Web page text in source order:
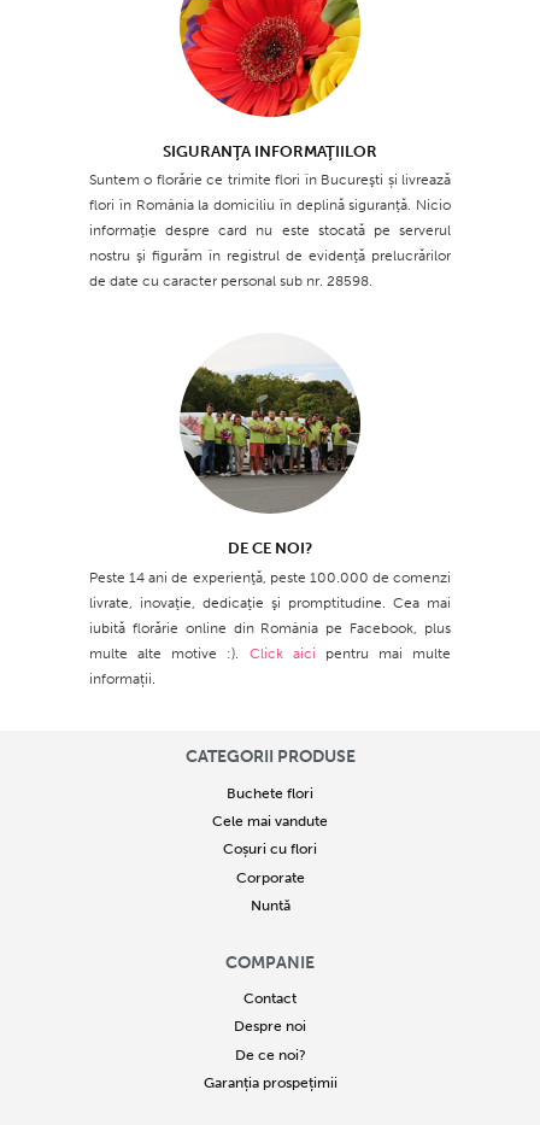
SIGURANŢA INFORMAŢIILOR
Suntem o florărie ce trimite flori în Bucureşti și livrează
flori în România la domiciliu în deplină siguranţă. Nicio
informaţie despre card nu este stocată pe serverul
nostru şi figurăm în registrul de evidenţă prelucrărilor
de date cu caracter personal sub nr. 28598.
DE CE NOI?
Peste 14 ani de experienţă, peste 100.000 de comenzi
livrate, inovaţie, dedicaţie şi promptitudine. Cea mai
iubită florărie online din România pe Facebook, plus
multe alte motive :). Click aici pentru mai multe
informații.
CATEGORII PRODUSE
Buchete flori
Cele mai vandute
Coșuri cu flori
Corporate
Nuntă
COMPANIE
Contact
Despre noi
De ce noi?
Garanția prospețimii